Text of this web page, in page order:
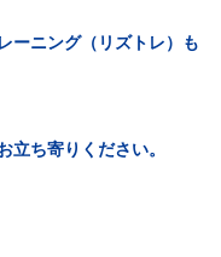
ーニング（リズトレ）も
ち寄りください。